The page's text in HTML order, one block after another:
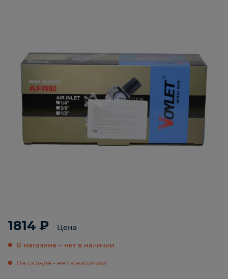
1814 ₽ Цена
В магазине – нет в наличии
На складе - нет в наличии